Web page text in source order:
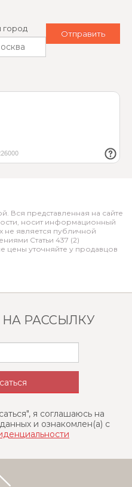
город
Вся представленная на сайте
носит информационный
не является публичной
Статьи 437 (2)
цены уточняйте у продавцов
РАССЫЛКУ
я соглашаюсь на
и ознакомлен(a) с